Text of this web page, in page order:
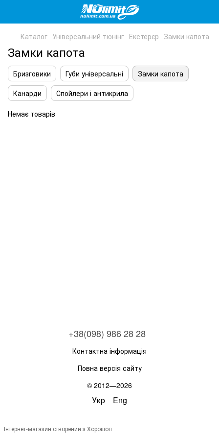
Каталог Універсальний тюнінг Екстерєр Замки капота
Замки капота
Бризговики Губи універсальні
Замки капота
Канарди
Спойлери і антикрила
Немає товарів
+38(098) 986 28 28
Контактна інформація
Повна версія сайту
© 2012—2026
Укр Eng
Інтернет-магазин створений з Хорошоп